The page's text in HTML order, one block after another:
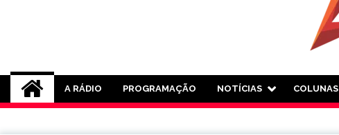
Rádio Aranãs 105.3
A RÁDIO PROGRAMAÇÃO NOTÍCIAS COLUNAS